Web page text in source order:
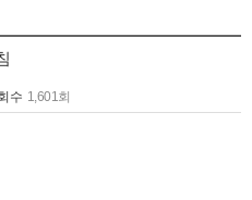
수 1,601회